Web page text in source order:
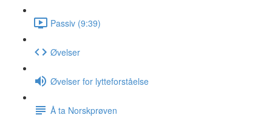
Passiv (9:39)
Øvelser
Øvelser for lytteforståelse
Å ta Norskprøven